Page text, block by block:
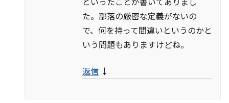
た。部落の厳密な定義がないの
で、何を持って間違いというのかと
いう問題もありますけどね。
返信 ↓